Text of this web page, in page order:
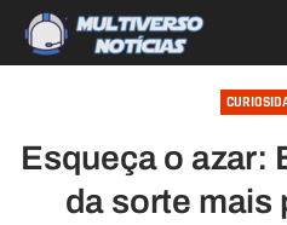
Esqueça o azar:
da sorte mais